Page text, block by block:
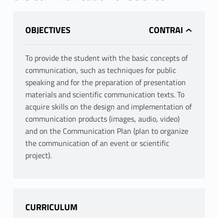
OBJECTIVES
To provide the student with the basic concepts of
communication, such as techniques for public
speaking and for the preparation of presentation
materials and scientific communication texts. To
acquire skills on the design and implementation of
communication products (images, audio, video)
and on the Communication Plan (plan to organize
the communication of an event or scientific
project).
CURRICULUM